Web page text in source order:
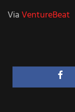
ViaVentureBeat